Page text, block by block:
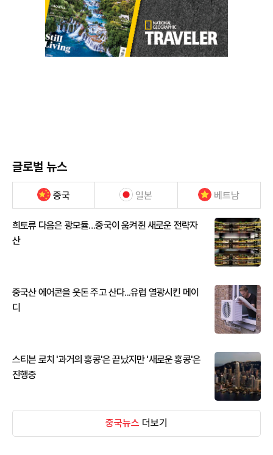
글로벌 뉴스
중국 일본 베트남
희토류 다음은 광모듈…중국이 움켜쥔 새로운 전략자
산
중국산 에어콘을 웃돈 주고 산다...유럽 열광시킨 메이
디
스티븐 로치 '과거의 홍콩'은 끝났지만 '새로운 홍콩'은
진행중
중국뉴스 더보기